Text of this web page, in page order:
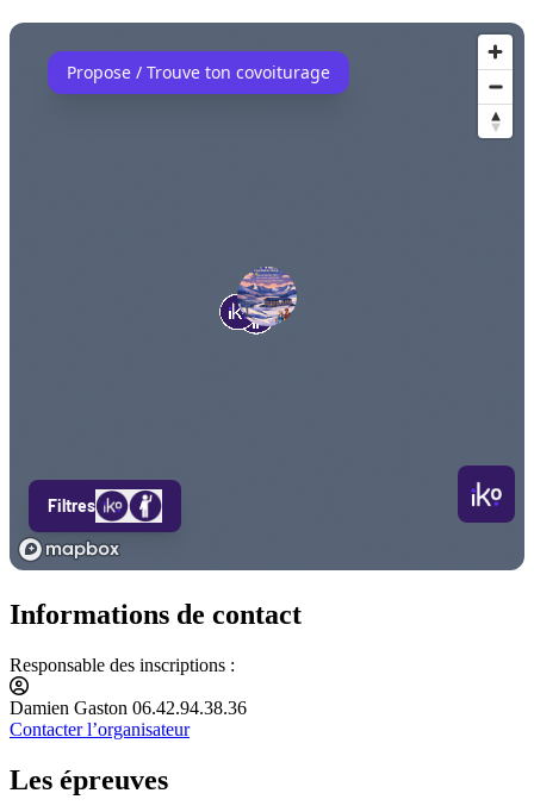
Informations de contact
Responsable des inscriptions :
Damien Gaston 06.42.94.38.36
Contacter l’organisateur
Les épreuves